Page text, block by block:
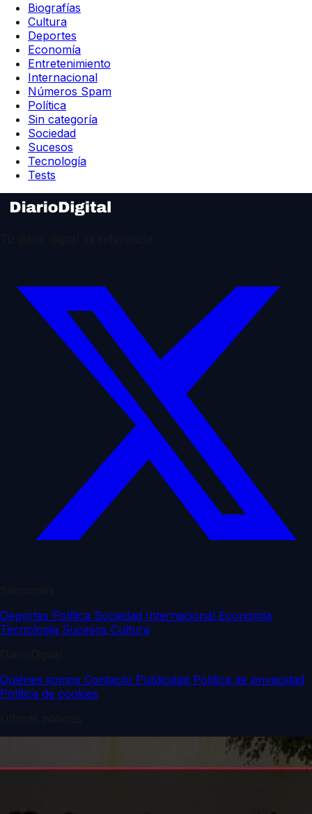
Biografías
Cultura
Deportes
Economía
Entretenimiento
Internacional
Números Spam
Política
Sin categoría
Sociedad
Sucesos
Tecnología
Tests
Deportes Política Sociedad Internacional Economía
Tecnología Sucesos Cultura
Quiénes somos Contacto Publicidad Política de privacidad
Política de cookies